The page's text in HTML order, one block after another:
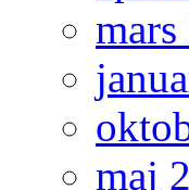
maj